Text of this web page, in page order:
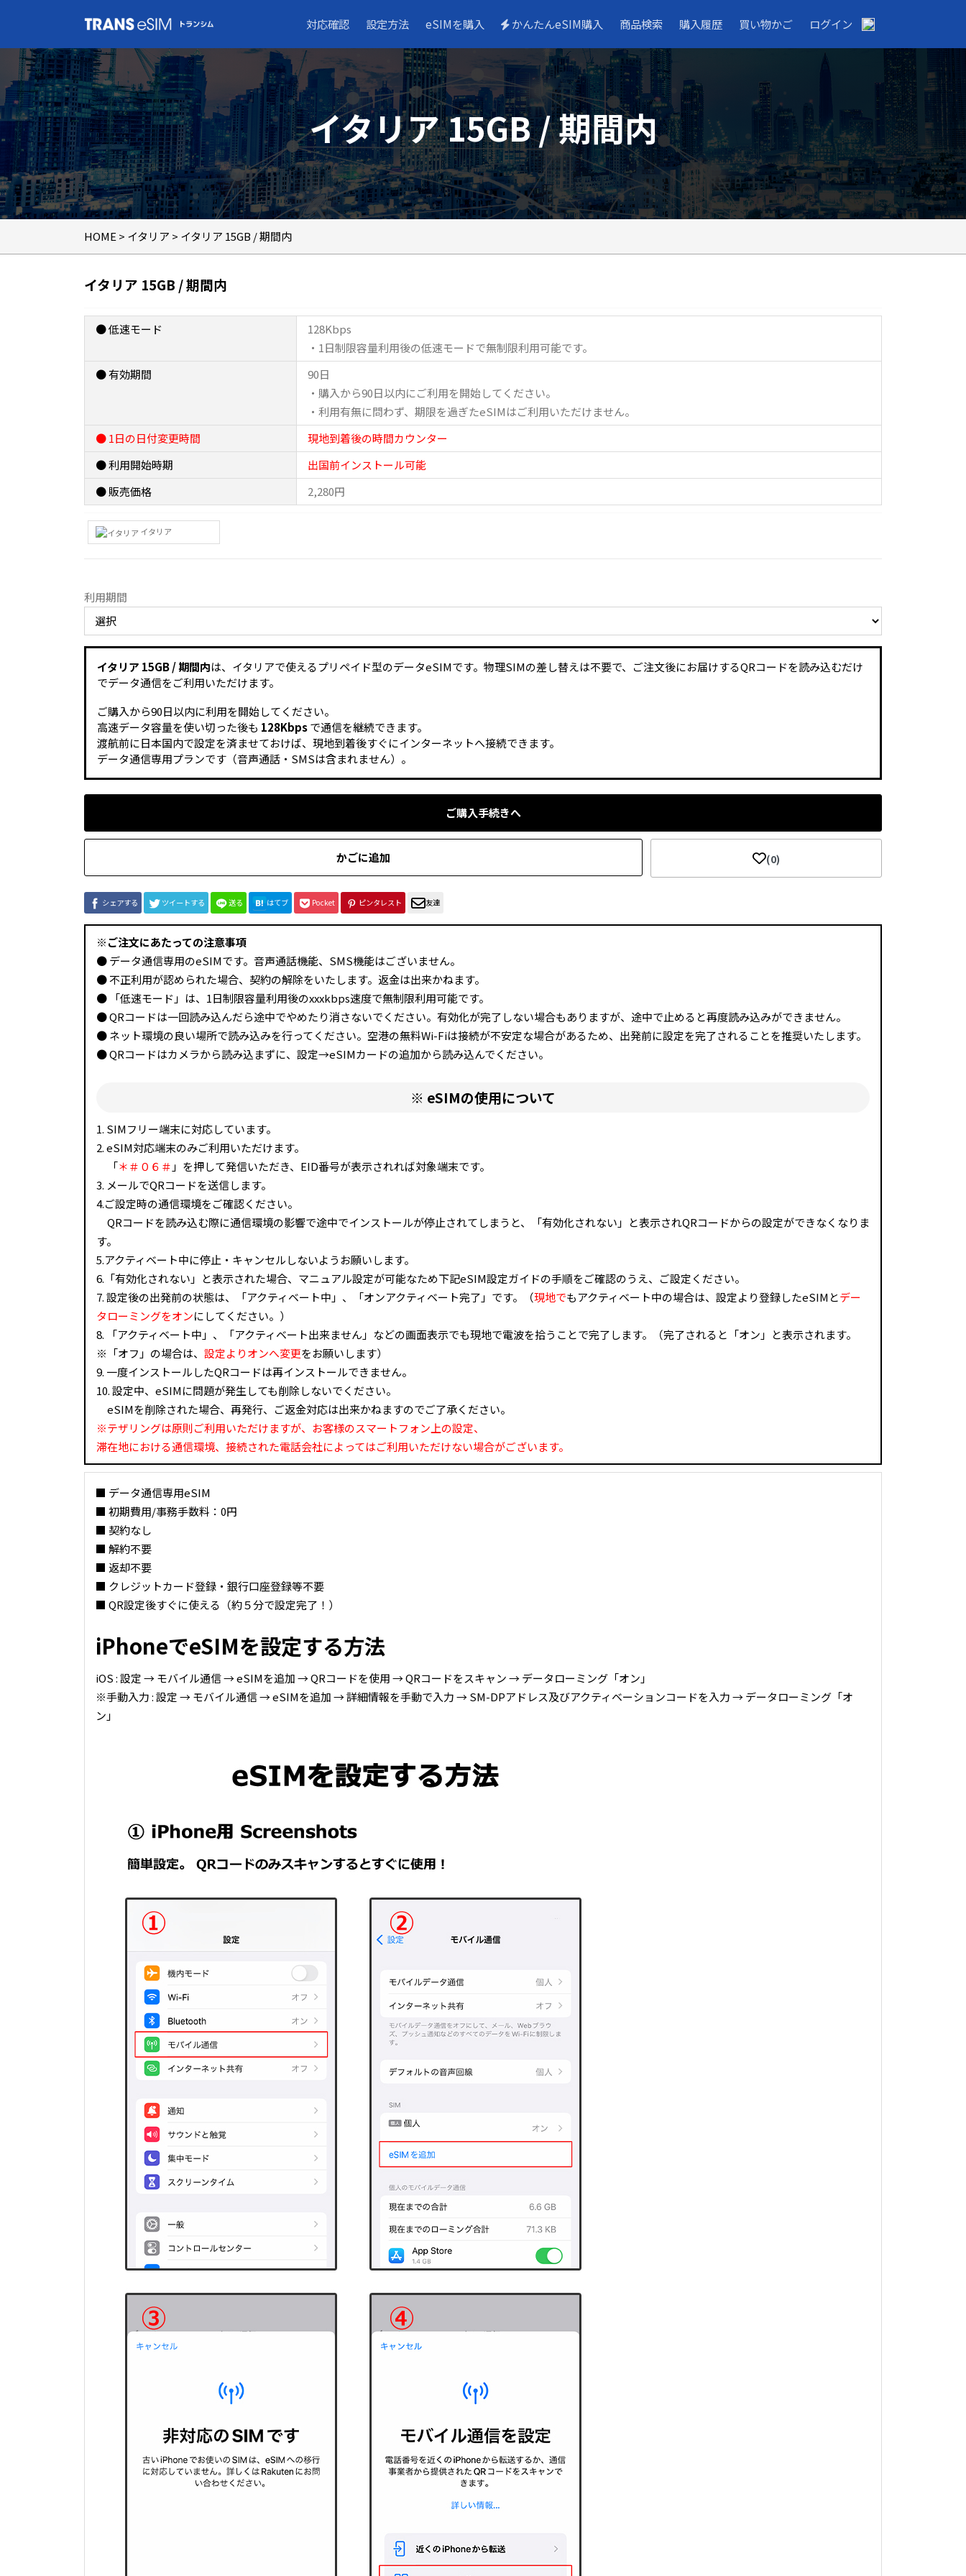
対応確認 設定方法 eSIMを購入 かんたんeSIM購入 商品検索 購入履歴 買い物かご ログイン
イタリア 15GB / 期間内
HOME > イタリア > イタリア 15GB / 期間内
イタリア 15GB / 期間内
● 低速モード
128Kbps
・1日制限容量利用後の低速モードで無制限利用可能です。
● 有効期間
90日
・購入から90日以内にご利用を開始してください。
・利用有無に問わず、期限を過ぎたeSIMはご利用いただけません。
● 1日の日付変更時間
現地到着後の時間カウンター
● 利用開始時期
出国前インストール可能
● 販売価格
2,280円
イタリア
利用期間
イタリア 15GB / 期間内は、イタリアで使えるプリペイド型のデータeSIMです。物理SIMの差し替えは不要で、ご注文後にお届けするQRコードを読み込むだけ
でデータ通信をご利用いただけます。
ご購入から90日以内に利用を開始してください。
高速データ容量を使い切った後も 128Kbpsで通信を継続できます。
渡航前に日本国内で設定を済ませておけば、現地到着後すぐにインターネットへ接続できます。
データ通信専用プランです（音声通話・SMSは含まれません）。
ご購入手続きへ
(0)
かごに追加
シェアする ツイートする 送る はてブ Pocket ピンタレスト 友達
※ご注文にあたっての注意事項
● データ通信専用のeSIMです。音声通話機能、SMS機能はございません。
● 不正利用が認められた場合、契約の解除をいたします。返金は出来かねます。
● 「低速モード」は、1日制限容量利用後のxxxkbps速度で無制限利用可能です。
● QRコードは一回読み込んだら途中でやめたり消さないでください。有効化が完了しない場合もありますが、途中で止めると再度読み込みができません。
● ネット環境の良い場所で読み込みを行ってください。空港の無料Wi-Fiは接続が不安定な場合があるため、出発前に設定を完了されることを推奨いたします。
● QRコードはカメラから読み込まずに、設定→eSIMカードの追加から読み込んでください。
※ eSIMの使用について
1. SIMフリー端末に対応しています。
2. eSIM対応端末のみご利用いただけます。
「＊＃０６＃ 」を押して発信いただき、EID番号が表示されれば対象端末です。
3. メールでQRコードを送信します。
4.ご設定時の通信環境をご確認ください。
QRコードを読み込む際に通信環境の影響で途中でインストールが停止されてしまうと、「有効化されない」と表示されQRコードからの設定ができなくなりま
す。
5.アクティベート中に停止・キャンセルしないようお願いします。
6.「有効化されない」と表示された場合、マニュアル設定が可能なため下記eSIM設定ガイドの手順をご確認のうえ、ご設定ください。
7. 設定後の出発前の状態は、「アクティベート中」、「オンアクティベート完了」です。（現地でもアクティベート中の場合は、設定より登録したeSIMとデー
タローミングをオンにしてください。）
8. 「アクティベート中」、「アクティベート出来ません」などの画面表示でも現地で電波を拾うことで完了します。（完了されると「オン」と表示されます。
※「オフ」の場合は、 設定よりオンへ変更をお願いします）
9. 一度インストールしたQRコードは再インストールできません。
10. 設定中、eSIMに問題が発生しても削除しないでください。
eSIMを削除された場合、再発行、ご返金対応は出来かねますのでご了承ください。
※テザリングは原則ご利用いただけますが、お客様のスマートフォン上の設定、
滞在地における通信環境、接続された電話会社によってはご利用いただけない場合がございます。
■ データ通信専用eSIM
■ 初期費用/事務手数料：0円
■ 契約なし
■ 解約不要
■ 返却不要
■ クレジットカード登録・銀行口座登録等不要
■ QR設定後すぐに使える（約５分で設定完了！）
iPhoneでeSIMを設定する方法
iOS : 設定 → モバイル通信 → eSIMを追加 → QRコードを使用 → QRコードをスキャン → データローミング「オン」
※手動入力 : 設定 → モバイル通信 → eSIMを追加 → 詳細情報を手動で入力 → SM-DPアドレス及びアクティベーションコードを入力 → データローミング「オ
ン」